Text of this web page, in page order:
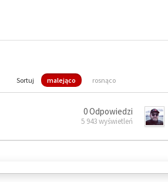
Sortuj malejąco rosnąco
0 Odpowiedzi
5 943 wyświetleń